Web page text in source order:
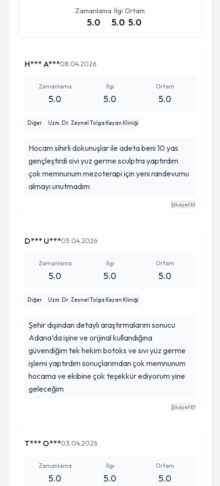
Zamanlama
5.0
İlgi
5.0
Ortam
5.0
H*** A***08.04.2026
Zamanlama
5.0
İlgi
5.0
Ortam
5.0
Diğer Uzm. Dr. Zeynel Tolga Kayan Kliniği
Hocam sihirli dokunuşlar ile adeta beni 10 yas
gençleştirdi sivi yuz germe sculptra yaptırdım
çok memnunum mezoterapi için yeni randevumu
almayı unutmadım
Şikayet Et
D*** U***05.04.2026
Zamanlama
5.0
İlgi
5.0
Ortam
5.0
Diğer Uzm. Dr. Zeynel Tolga Kayan Kliniği
Şehir dışından detaylı araştırmalarım sonucu
Adana’da işine ve orijinal kullandığına
güvendiğim tek hekim botoks ve sıvı yüz germe
işlemi yaptırdım sonuçlarımdan çok memnunum
hocama ve ekibine çok teşekkür ediyorum yine
geleceğim
Şikayet Et
T*** O***03.04.2026
Zamanlama
5.0
İlgi
5.0
Ortam
5.0